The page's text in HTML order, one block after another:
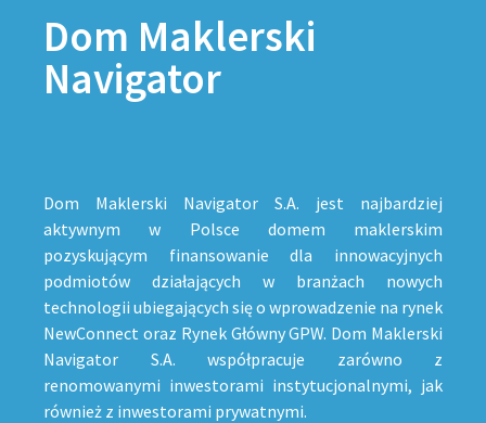
Dom Maklerski
Navigator
Dom Maklerski Navigator S.A. jest najbardziej
aktywnym w Polsce domem maklerskim
pozyskującym finansowanie dla innowacyjnych
podmiotów działających w branżach nowych
technologii ubiegających się o wprowadzenie na rynek
NewConnect oraz Rynek Główny GPW. Dom Maklerski
Navigator S.A. współpracuje zarówno z
renomowanymi inwestorami instytucjonalnymi, jak
również z inwestorami prywatnymi.